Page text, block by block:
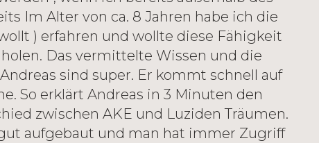
Im Alter von ca. 8 Jahren habe ich die
) erfahren und wollte diese Fähigkeit
Das vermittelte Wissen und die
sind super. Er kommt schnell auf
So erklärt Andreas in 3 Minuten den
zwischen AKE und Luziden Träumen.
aufgebaut und man hat immer Zugriff